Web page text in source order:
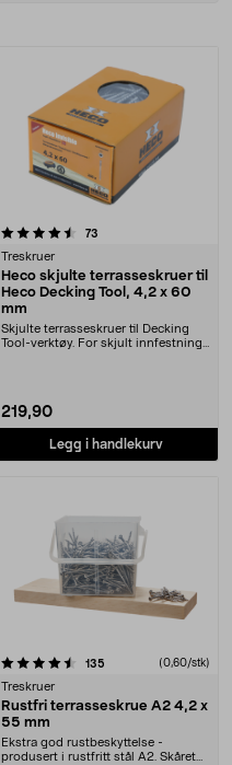
73
Treskruer
Heco skjulte terrasseskruer til
Heco Decking Tool, 4,2 x 60
mm
Skjulte terrasseskruer til Decking
Tool-verktøy. For skjult innfestning
219,90
Legg i handlekurv
135 anmeldelser(0,60/stk)
Treskruer
Rustfri terrasseskrue A2 4,2 x
55 mm
Ekstra god rustbeskyttelse -
produsert i rustfritt stål A2. Skåret